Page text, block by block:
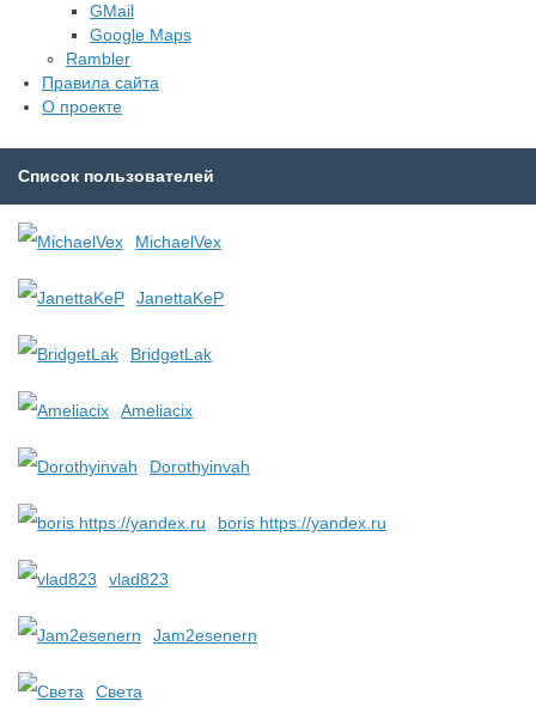
GMail
Google Maps
Rambler
Правила сайта
О проекте
Список пользователей
MichaelVex
JanettaKeP
BridgetLak
Ameliacix
Dorothyinvah
boris https://yandex.ru
vlad823
Jam2esenern
Света